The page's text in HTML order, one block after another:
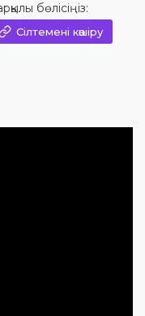
бөлісіңіз:
Сілтемені көшіру